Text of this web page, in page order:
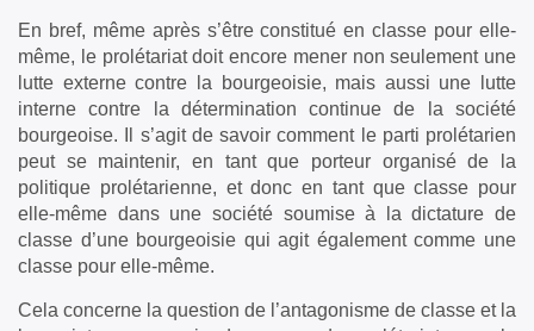
En bref, même après s’être constitué en classe pour elle-
même, le prolétariat doit encore mener non seulement une
lutte externe contre la bourgeoisie, mais aussi une lutte
interne contre la détermination continue de la société
bourgeoise. Il s’agit de savoir comment le parti prolétarien
peut se maintenir, en tant que porteur organisé de la
politique prolétarienne, et donc en tant que classe pour
elle-même dans une société soumise à la dictature de
classe d’une bourgeoisie qui agit également comme une
classe pour elle-même.
Cela concerne la question de l’antagonisme de classe et la